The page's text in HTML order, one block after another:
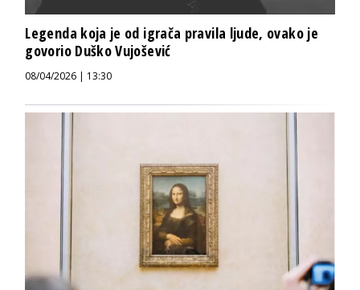
Legenda koja je od igrača pravila ljude, ovako je
govorio Duško Vujošević
08/04/2026 | 13:30